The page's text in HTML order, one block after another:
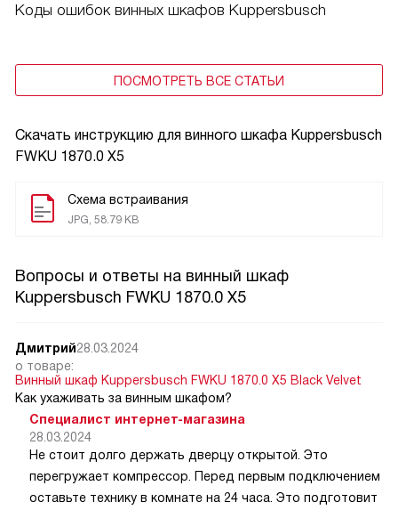
Скачать инструкцию для винного шкафа Kuppersbusch
FWKU 1870.0 X5
Схема встраивания
JPG, 58.79 KB
Коды ошибок винных шкафов Kuppersbusch
ПОСМОТРЕТЬ ВСЕ СТАТЬИ
Вопросы и ответы на винный шкаф
Kuppersbusch FWKU 1870.0 X5
Дмитрий28.03.2024
о товаре:
Винный шкаф Kuppersbusch FWKU 1870.0 X5 Black Velvet
Как ухаживать за винным шкафом?
Специалист интернет-магазина
28.03.2024
Не стоит долго держать дверцу открытой. Это
перегружает компрессор. Перед первым подключением
оставьте технику в комнате на 24 часа. Это подготовит